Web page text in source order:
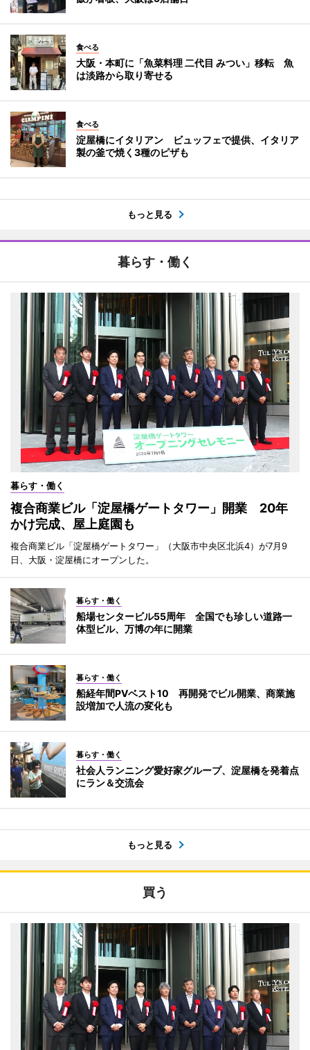
食べる
大阪・本町に「魚菜料理 二代目 みつい」移転 魚
は淡路から取り寄せる
食べる
淀屋橋にイタリアン ビュッフェで提供、イタリア
製の釜で焼く3種のピザも
もっと見る
暮らす・働く
暮らす・働く
複合商業ビル「淀屋橋ゲートタワー」開業 20年
かけ完成、屋上庭園も
複合商業ビル「淀屋橋ゲートタワー」（大阪市中央区北浜4）が7月9
日、大阪・淀屋橋にオープンした。
暮らす・働く
船場センタービル55周年 全国でも珍しい道路一
体型ビル、万博の年に開業
暮らす・働く
船経年間PVベスト10 再開発でビル開業、商業施
設増加で人流の変化も
暮らす・働く
社会人ランニング愛好家グループ、淀屋橋を発着点
にラン＆交流会
もっと見る
買う